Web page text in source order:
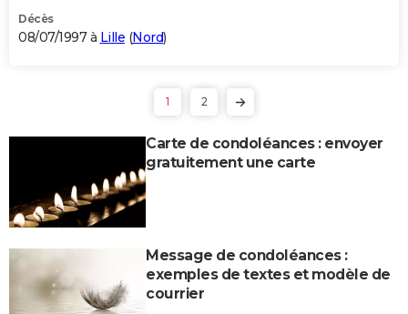
Décès
08/07/1997 à Lille (Nord)
1 2
Carte de condoléances : envoyer
gratuitement une carte
Message de condoléances :
exemples de textes et modèle de
courrier